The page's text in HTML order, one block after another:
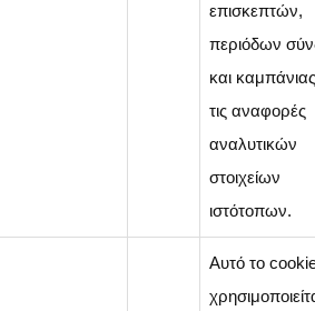
επισκεπτών,
περιόδων
και
τις αναφορές
αναλυτικών
στοιχείων
ιστότοπων.
Αυτό το